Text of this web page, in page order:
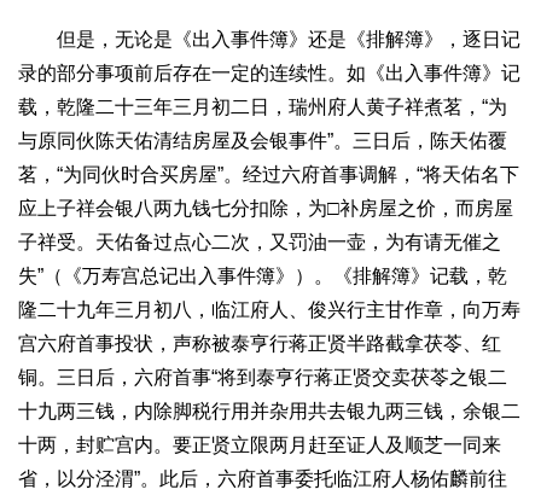
但是，无论是《出入事件簿》还是《排解簿》，逐日记
录的部分事项前后存在一定的连续性。如《出入事件簿》记
载，乾隆二十三年三月初二日，瑞州府人黄子祥煮茗，“为
与原同伙陈天佑清结房屋及会银事件”。三日后，陈天佑覆
茗，“为同伙时合买房屋”。经过六府首事调解，“将天佑名下
应上子祥会银八两九钱七分扣除，为□补房屋之价，而房屋
子祥受。天佑备过点心二次，又罚油一壶，为有请无催之
失”（《万寿宫总记出入事件簿》）。《排解簿》记载，乾
隆二十九年三月初八，临江府人、俊兴行主甘作章，向万寿
宫六府首事投状，声称被泰亨行蒋正贤半路截拿茯苓、红
铜。三日后，六府首事“将到泰亨行蒋正贤交卖茯苓之银二
十九两三钱，内除脚税行用并杂用共去银九两三钱，余银二
十两，封贮宫内。要正贤立限两月赶至证人及顺芝一同来
省，以分泾渭”。此后，六府首事委托临江府人杨佑麟前往